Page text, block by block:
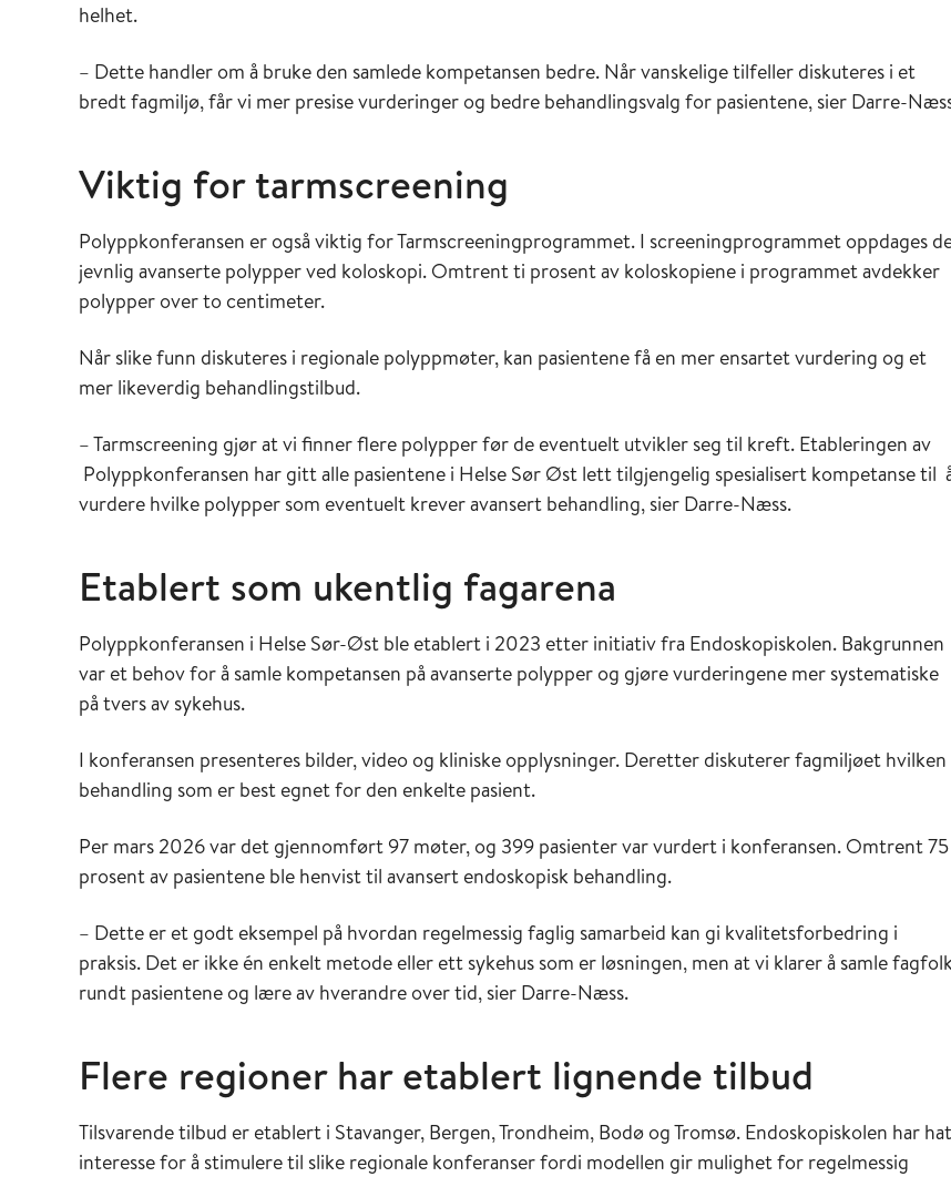
helhet.
– Dette handler om å bruke den samlede kompetansen bedre. Når vanskelige tilfeller diskuteres i et
bredt fagmiljø, får vi mer presise vurderinger og bedre behandlingsvalg for pasientene, sier Darre-
Viktig for tarmscreening
Polyppkonferansen er også viktig for Tarmscreeningprogrammet. I screeningprogrammet oppdages
jevnlig avanserte polypper ved koloskopi. Omtrent ti prosent av koloskopiene i programmet avdekker
polypper over to centimeter.
Når slike funn diskuteres i regionale polyppmøter, kan pasientene få en mer ensartet vurdering og et
mer likeverdig behandlingstilbud.
– Tarmscreening gjør at vi finner flere polypper før de eventuelt utvikler seg til kreft. Etableringen av
Polyppkonferansen har gitt alle pasientene i Helse Sør Øst lett tilgjengelig spesialisert kompetanse til
vurdere hvilke polypper som eventuelt krever avansert behandling, sier Darre-Næss.
Etablert som ukentlig fagarena
Polyppkonferansen i Helse Sør-Øst ble etablert i 2023 etter initiativ fra Endoskopiskolen. Bakgrunnen
var et behov for å samle kompetansen på avanserte polypper og gjøre vurderingene mer systematiske
på tvers av sykehus.
I konferansen presenteres bilder, video og kliniske opplysninger. Deretter diskuterer fagmiljøet hvilken
behandling som er best egnet for den enkelte pasient.
Per mars 2026 var det gjennomført 97 møter, og 399 pasienter var vurdert i konferansen. Omtrent 75
prosent av pasientene ble henvist til avansert endoskopisk behandling.
– Dette er et godt eksempel på hvordan regelmessig faglig samarbeid kan gi kvalitetsforbedring i
praksis. Det er ikke én enkelt metode eller ett sykehus som er løsningen, men at vi klarer å samle
rundt pasientene og lære av hverandre over tid, sier Darre-Næss.
Flere regioner har etablert lignende tilbud
Tilsvarende tilbud er etablert i Stavanger, Bergen, Trondheim, Bodø og Tromsø. Endoskopiskolen har
interesse for å stimulere til slike regionale konferanser fordi modellen gir mulighet for regelmessig